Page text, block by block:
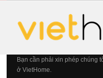
Bạn cần phải xin phép chúng
ở VietHome.